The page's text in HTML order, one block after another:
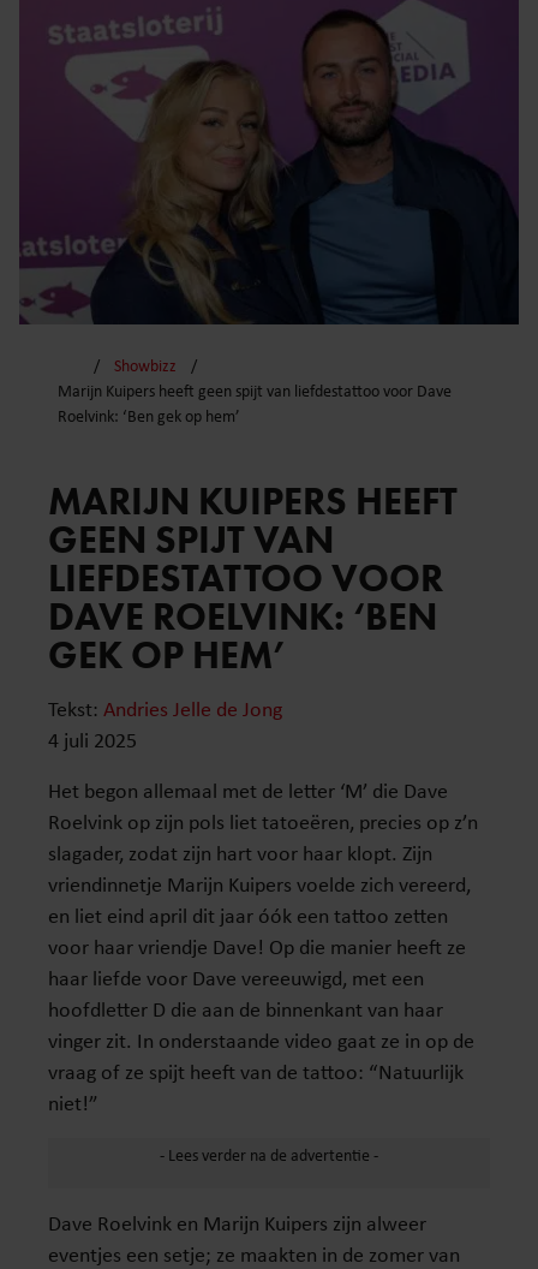
Showbizz
Marijn Kuipers heeft geen spijt van liefdestattoo voor Dave
Roelvink: ‘Ben gek op hem’
MARIJN KUIPERS HEEFT
GEEN SPIJT VAN
LIEFDESTATTOO VOOR
DAVE ROELVINK: ‘BEN
GEK OP HEM’
Tekst: Andries Jelle de Jong
4 juli 2025
Het begon allemaal met de letter ‘M’ die Dave
Roelvink op zijn pols liet tatoeëren, precies op z’n
slagader, zodat zijn hart voor haar klopt. Zijn
vriendinnetje Marijn Kuipers voelde zich vereerd,
en liet eind april dit jaar óók een tattoo zetten
voor haar vriendje Dave! Op die manier heeft ze
haar liefde voor Dave vereeuwigd, met een
hoofdletter D die aan de binnenkant van haar
vinger zit. In onderstaande video gaat ze in op de
vraag of ze spijt heeft van de tattoo: “Natuurlijk
niet!”
Dave Roelvink en Marijn Kuipers zijn alweer
eventjes een setje; ze maakten in de zomer van